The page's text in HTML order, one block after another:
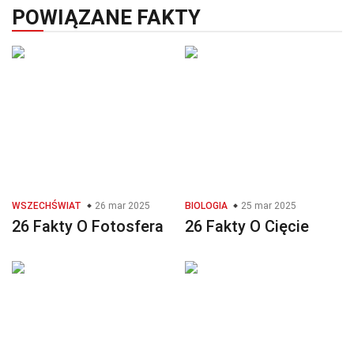
POWIĄZANE FAKTY
WSZECHŚWIAT 26 mar 2025
26 Fakty O Fotosfera
BIOLOGIA 25 mar 2025
26 Fakty O Cięcie